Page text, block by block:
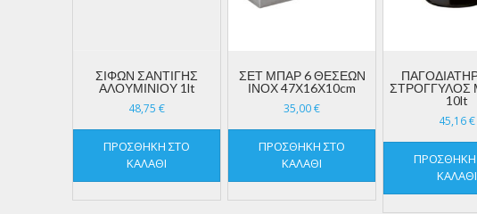
ΣΙΦΩΝ ΣΑΝΤΙΓΗΣ
ΑΛΟΥΜΙΝΙΟΥ 1lt
48,75€
ΠΡΟΣΘΉΚΗ ΣΤΟ
ΚΑΛΆΘΙ
ΣΕΤ ΜΠΑΡ 6 ΘΕΣΕΩΝ
ΙΝΟΧ 47Χ16Χ10cm
35,00€
ΠΡΟΣΘΉΚΗ ΣΤΟ
ΚΑΛΆΘΙ
ΣΤΡΟΓΓΥΛΟΣ
10lt
45,16€
ΠΡΟΣΘΉΚΗ
ΚΑΛΆΘΙ